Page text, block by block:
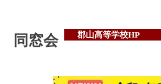
郡山高等学校HP
同窓会